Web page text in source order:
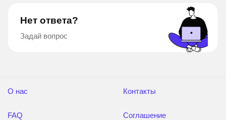
Нет ответа?
Задай вопрос
О нас
FAQ
Контакты
Соглашение